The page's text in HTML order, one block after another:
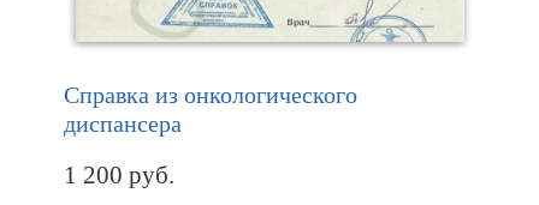
Справка из онкологического
диспансера
1 200 руб.